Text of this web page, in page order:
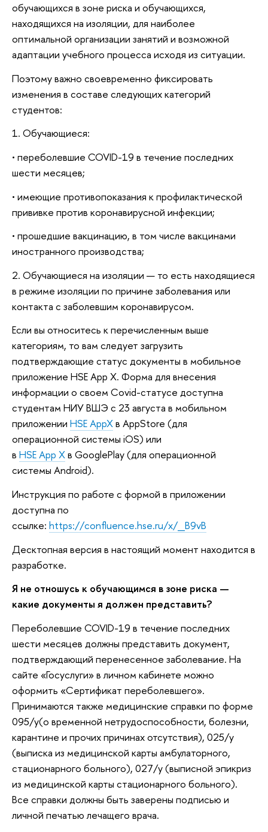
обучающихся в зоне риска и обучающихся,
находящихся на изоляции, для наиболее
оптимальной организации занятий и возможной
адаптации учебного процесса исходя из ситуации.
Поэтому важно своевременно фиксировать
изменения в составе следующих категорий
студентов:
1. Обучающиеся:
• переболевшие COVID-19 в течение последних
шести месяцев;
• имеющие противопоказания к профилактической
прививке против коронавирусной инфекции;
• прошедшие вакцинацию, в том числе вакцинами
иностранного производства;
2. Обучающиеся на изоляции — то есть находящиеся
в режиме изоляции по причине заболевания или
контакта с заболевшим коронавирусом.
Если вы относитесь к перечисленным выше
категориям, то вам следует загрузить
подтверждающие статус документы в мобильное
приложение HSE App X. Форма для внесения
информации о своем Covid-статусе доступна
студентам НИУ ВШЭ с 23 августа в мобильном
приложении HSE AppXв AppStore (для
операционной системы iOS) или
в HSE App Xв GooglePlay (для операционной
системы Android).
Инструкция по работе с формой в приложении
доступна по
ссылке: https://confluence.hse.ru/x/_B9vB
Десктопная версия в настоящий момент находится в
разработке.
Я не отношусь к обучающимся в зоне риска —
какие документы я должен представить?
Переболевшие COVID-19 в течение последних
шести месяцев должны представить документ,
подтверждающий перенесенное заболевание. На
сайте «Госуслуги» в личном кабинете можно
оформить «Сертификат переболевшего».
Принимаются также медицинские справки по форме
095/у(о временной нетрудоспособности, болезни,
карантине и прочих причинах отсутствия), 025/у
(выписка из медицинской карты амбулаторного,
стационарного больного), 027/у (выписной эпикриз
из медицинской карты стационарного больного).
Все справки должны быть заверены подписью и
личной печатью лечащего врача.